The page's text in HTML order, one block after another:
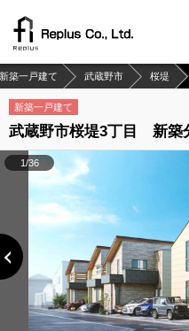
新築一戸建て 武蔵野市 桜堤
新築一戸建て
武蔵野市桜堤3丁目 新
1/36